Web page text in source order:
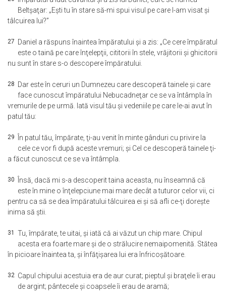
Beltşaţar: „Eşti tu în stare să-mi spui visul pe care l-am visat şi
tâlcuirea lui?”
27 Daniel a răspuns înaintea împăratului şi a zis: „Ce cere împăratul
este o taină pe care înţelepţii, cititorii în stele, vrăjitorii şi ghicitorii
nu sunt în stare s-o descopere împăratului.
28 Dar este în ceruri un Dumnezeu care descoperă tainele şi care
face cunoscut împăratului Nebucadneţar ce se va întâmpla în
vremurile de pe urmă. Iată visul tău şi vedeniile pe care le-ai avut în
patul tău:
29
În patul tău, împărate, ţi-au venit în minte gânduri cu privire la
cele ce vor fi după aceste vremuri; şi Cel ce descoperă tainele ţi-
a făcut cunoscut ce se va întâmpla.
30
Însă, dacă mi s-a descoperit taina aceasta, nu înseamnă că
este în mine o înţelepciune mai mare decât a tuturor celor vii, ci
pentru ca să se dea împăratului tâlcuirea ei şi să afli ce-ţi doreşte
inima să ştii.
31 Tu, împărate, te uitai, şi iată că ai văzut un chip mare. Chipul
acesta era foarte mare şi de o strălucire nemaipomenită. Stătea
în picioare înaintea ta, şi înfăţişarea lui era înfricoşătoare.
32 Capul chipului acestuia era de aur curat; pieptul şi braţele îi erau
de argint; pântecele şi coapsele îi erau de aramă;